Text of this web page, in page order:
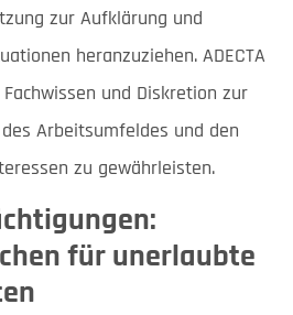
zur Aufklärung und
heranzuziehen. ADECTA
und Diskretion zur
Arbeitsumfeldes und den
zu gewährleisten.
für unerlaubte